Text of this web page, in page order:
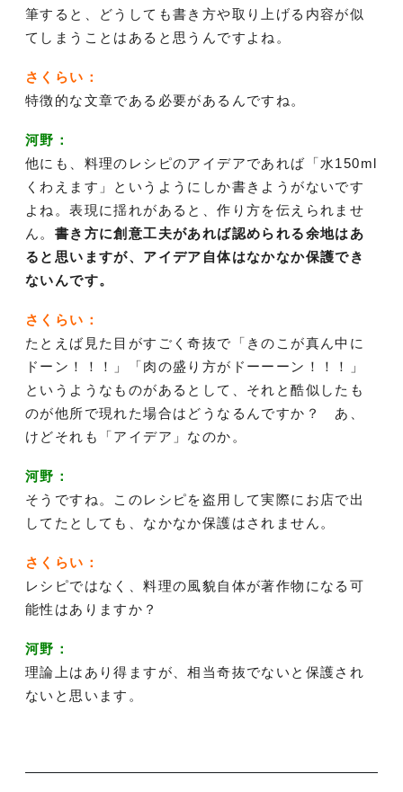
筆すると、どうしても書き方や取り上げる内容が似
てしまうことはあると思うんですよね。
さくらい：
特徴的な文章である必要があるんですね。
河野：
他にも、料理のレシピのアイデアであれば「水150ml
くわえます」というようにしか書きようがないです
よね。表現に揺れがあると、作り方を伝えられませ
ん。 書き方に創意工夫があれば認められる余地はあ
ると思いますが、アイデア自体はなかなか保護でき
ないんです。
さくらい：
たとえば見た目がすごく奇抜で「きのこが真ん中に
ドーン！！！」「肉の盛り方がドーーーン！！！」
というようなものがあるとして、それと酷似したも
のが他所で現れた場合はどうなるんですか？ あ、
けどそれも「アイデア」なのか。
河野：
そうですね。このレシピを盗用して実際にお店で出
してたとしても、なかなか保護はされません。
さくらい：
レシピではなく、料理の風貌自体が著作物になる可
能性はありますか？
河野：
理論上はあり得ますが、相当奇抜でないと保護され
ないと思います。